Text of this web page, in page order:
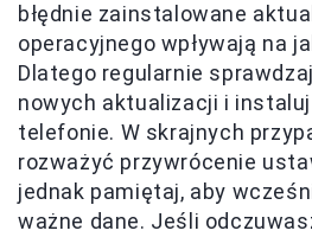
błędnie zainstalowane
operacyjnego wpływają na
Dlatego regularnie
nowych aktualizacji i
telefonie. W skrajnych
rozważyć przywrócenie
jednak pamiętaj, aby
ważne dane. Jeśli